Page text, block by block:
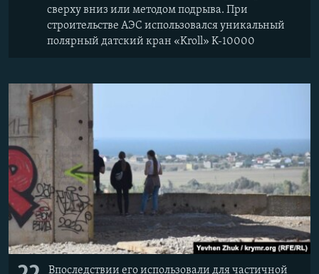
сверху вниз или методом подрыва. При
строительстве АЭС использовался уникальный
полярный датский кран «Kroll» K-10000
Впоследствии его использовали для частичной